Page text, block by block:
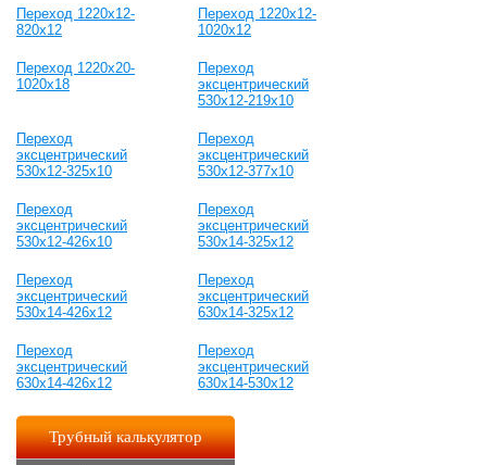
Переход 1220x12-
820x12
Переход 1220x12-
1020x12
Переход 1220x20-
1020x18
Переход
эксцентрический
530x12-219x10
Переход
эксцентрический
530x12-325x10
Переход
эксцентрический
530x12-377x10
Переход
эксцентрический
530x12-426x10
Переход
эксцентрический
530x14-325x12
Переход
эксцентрический
530x14-426x12
Переход
эксцентрический
630x14-325x12
Переход
эксцентрический
630x14-426x12
Переход
эксцентрический
630x14-530x12
Трубный калькулятор